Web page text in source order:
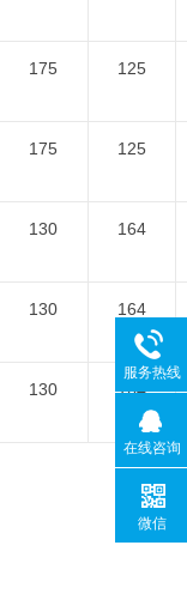
175 125
175 125
130 164
130 164
130 164
服务热线
在线咨询
微信